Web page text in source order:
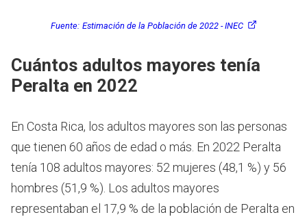
Fuente: Estimación de la Población de 2022 - INEC
Cuántos adultos mayores tenía
Peralta en 2022
En Costa Rica, los adultos mayores son las personas
que tienen 60 años de edad o más. En 2022 Peralta
tenía 108 adultos mayores: 52 mujeres (48,1 %) y 56
hombres (51,9 %). Los adultos mayores
representaban el 17,9 % de la población de Peralta en